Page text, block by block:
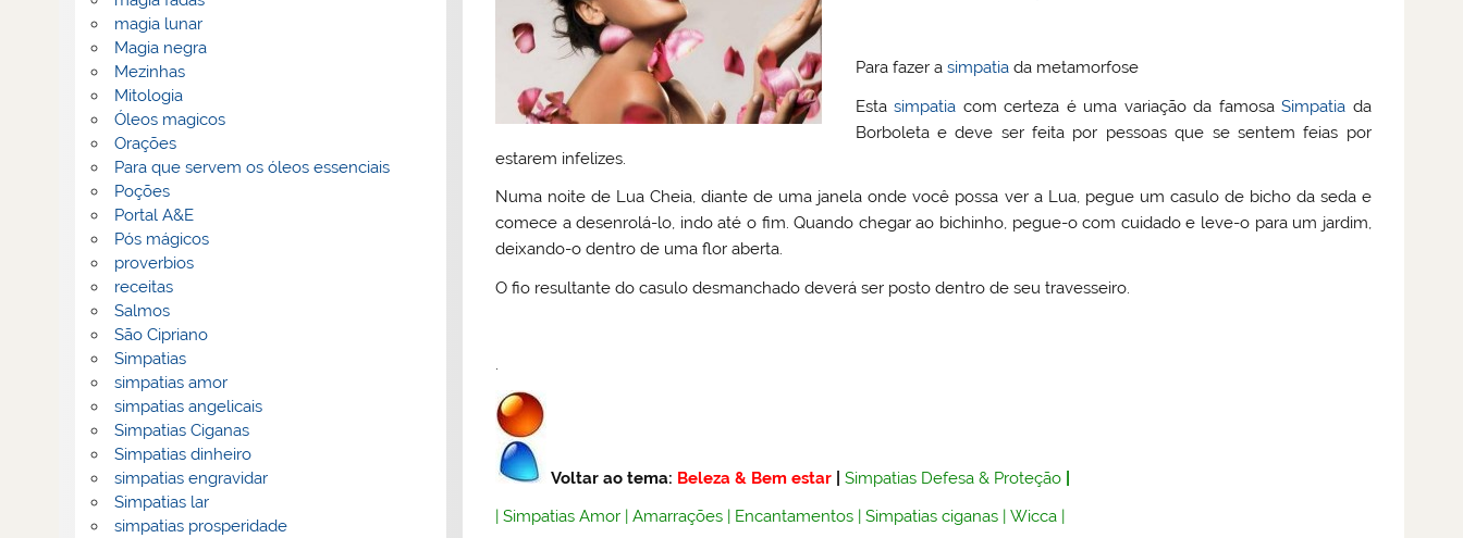
Para fazer a simpatiada metamorfose
Estasimpatia com certeza é uma variação da famosaSimpatia da
Borboleta e deve ser feita por pessoas que se sentem feias por
estarem infelizes.
Numa noite de Lua Cheia, diante de uma janela onde você possa ver a Lua, pegue um casulo de bicho da seda e
comece a desenrolá-lo, indo até o fim. Quando chegar ao bichinho, pegue-o com cuidado e leve-o para um jardim,
deixando-o dentro de uma flor aberta.
O fio resultante do casulo desmanchado deverá ser posto dentro de seu travesseiro.
.
Voltar ao tema: Beleza & Bem estar |Simpatias Defesa & Proteção
|Simpatias Amor |Amarrações | Encantamentos |Simpatias ciganas |Wicca |
magia lunar
Magia negra
Mezinhas
Mitologia
Óleos magicos
Orações
Para que servem os óleos essenciais
Poções
Portal A&E
Pós mágicos
proverbios
receitas
Salmos
São Cipriano
Simpatias
simpatias amor
simpatias angelicais
Simpatias Ciganas
Simpatias dinheiro
simpatias engravidar
Simpatias lar
simpatias prosperidade